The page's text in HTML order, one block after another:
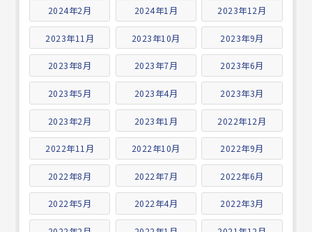
2024年2月 2024年1月 2023年12月
2023年11月 2023年10月 2023年9月
2023年8月 2023年7月 2023年6月
2023年5月 2023年4月 2023年3月
2023年2月 2023年1月 2022年12月
2022年11月 2022年10月 2022年9月
2022年8月 2022年7月 2022年6月
2022年5月 2022年4月 2022年3月